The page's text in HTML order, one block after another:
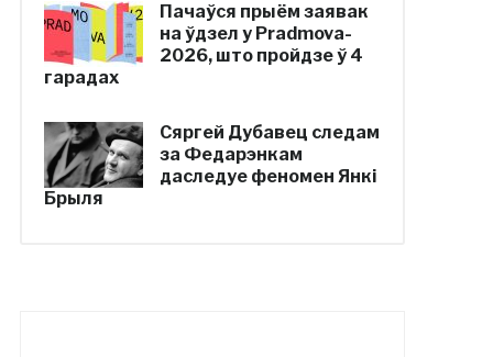
Пачаўся прыём заявак
на ўдзел у Pradmova-
2026, што пройдзе ў 4
гарадах
Сяргей Дубавец следам
за Федарэнкам
даследуе феномен Янкі
Брыля